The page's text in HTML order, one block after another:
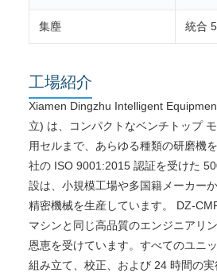
集塵 統合
工場紹介
Xiamen Dingzhu Intelligent
立) は、コンパクトなベンチトップ
用セルまで、あらゆる種類の研磨機
社の ISO 9001:2015 認証を受けた
設は、小規模工場や多国籍メーカー
精密機械を生産しています。 DZ-
マシンと同じ高品質のエンジニアリ
恩恵を受けています。すべてのユニ
組み立て、校正、および 24 時間の